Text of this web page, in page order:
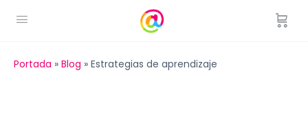
Portada » Blog » Estrategias de aprendizaje